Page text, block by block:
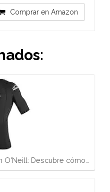
Comprar en Amazon
Descubre cómo…